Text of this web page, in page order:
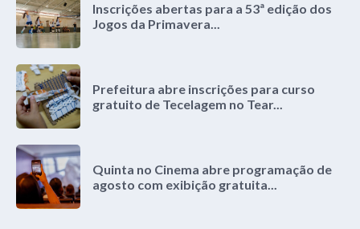
Inscrições abertas para a 53ª edição dos
Jogos da Primavera...
Prefeitura abre inscrições para curso
gratuito de Tecelagem no Tear...
Quinta no Cinema abre programação de
agosto com exibição gratuita...